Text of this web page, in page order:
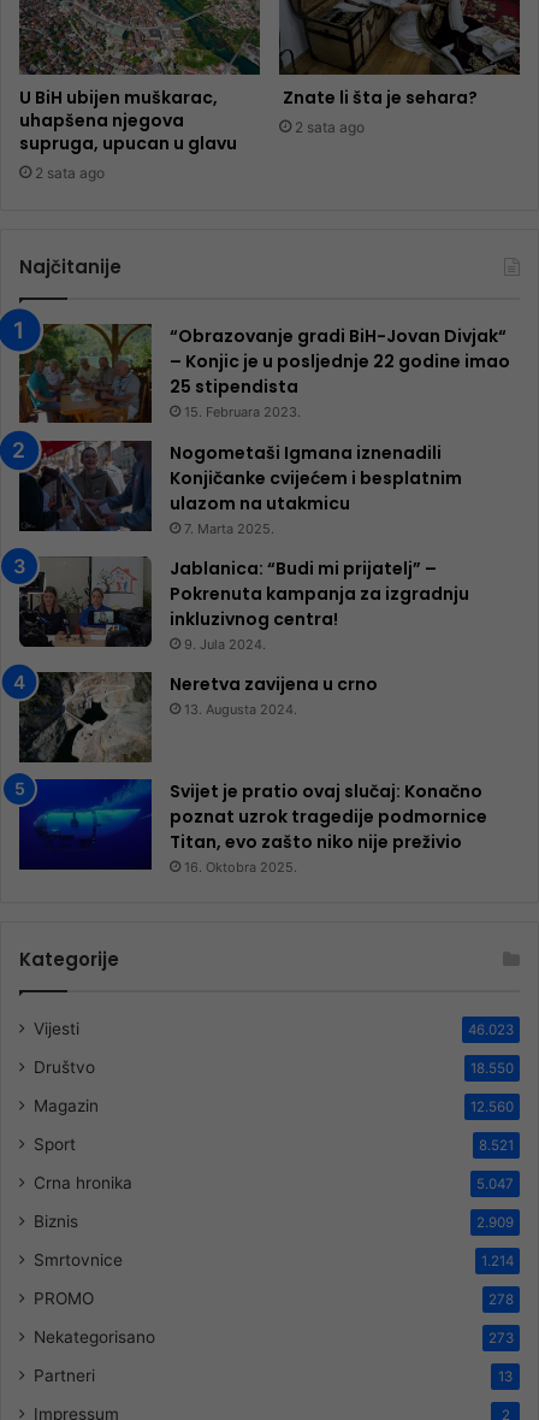
U BiH ubijen muškarac,
uhapšena njegova
supruga, upucan u glavu
2 sata ago
Znate li šta je sehara?
2 sata ago
Najčitanije
“Obrazovanje gradi BiH-Jovan Divjak“
– Konjic je u posljednje 22 godine imao
25 ​​stipendista
15. Februara 2023.
Nogometaši Igmana iznenadili
Konjičanke cvijećem i besplatnim
ulazom na utakmicu
7. Marta 2025.
Jablanica: “Budi mi prijatelj” –
Pokrenuta kampanja za izgradnju
inkluzivnog centra!
9. Jula 2024.
Neretva zavijena u crno
13. Augusta 2024.
Svijet je pratio ovaj slučaj: Konačno
poznat uzrok tragedije podmornice
Titan, evo zašto niko nije preživio
16. Oktobra 2025.
Kategorije
Vijesti 46.023
Društvo 18.550
Magazin 12.560
Sport 8.521
Crna hronika 5.047
Biznis 2.909
Smrtovnice 1.214
PROMO 278
Nekategorisano 273
Partneri 13
Impressum 2